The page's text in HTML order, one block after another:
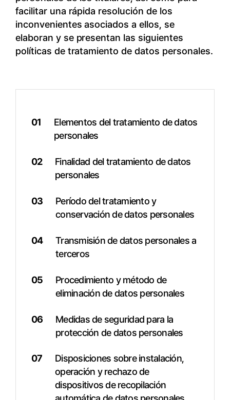
facilitar una rápida resolución de los
inconvenientes asociados a ellos, se
elaboran y se presentan las siguientes
políticas de tratamiento de datos personales.
01
Elementos del tratamiento de datos
personales
02
Finalidad del tratamiento de datos
personales
03
Período del tratamiento y
conservación de datos personales
04
Transmisión de datos personales a
terceros
05
Procedimiento y método de
eliminación de datos personales
06
Medidas de seguridad para la
protección de datos personales
07
Disposiciones sobre instalación,
operación y rechazo de
dispositivos de recopilación